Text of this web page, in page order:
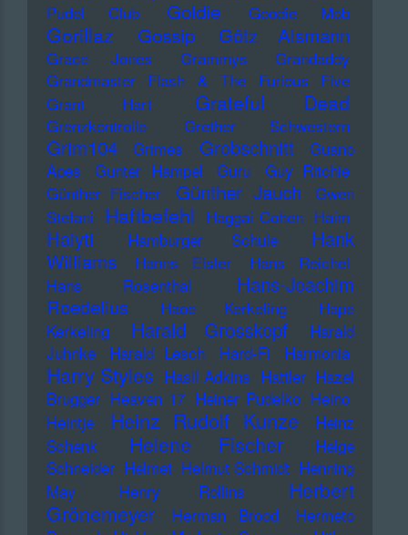
Pudel Club
Goldie Goodie Mob
Gorillaz Gossip Götz Alsmann
Grace Jones Grammys
Grandaddy
Grandmaster Flash & The Furious Five
Grant Hart
Grateful Dead
Grenzkontrolle Grether Schwestern
Grim104 Grimes Grobschnitt
Guano
Apes
Gunter Hampel Guru
Guy Ritchie
Günther Fischer
Günther Jauch
Gwen
Stefani Haftbefehl Haggai Cohen Haim
Haiyti Hamburger Schule
Hank
Williams
Hanns Eisler
Hans Reichel
Hans Rosenthal
Hans-Joachim
Roedelius
Haoe Kerkeling
Hape
Kerkeling
Harald Grosskopf
Harald
Juhnke
Harald Lesch Hard-Fi Harmonia
Harry Styles Hasil Adkins Hattler Hazel
Brugger Heaven 17 Heiner Pudelko Heino
Heintje
Heinz Rudolf Kunze
Heinz
Schenk
Helene Fischer
Helge
Schneider Helmet Helmut Schmidt Henning
May
Henry Rollins
Herbert
Grönemeyer
Herman Brood
Hermeto